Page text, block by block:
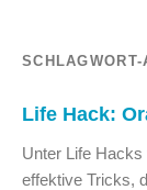
Life Hack:
Unter Life
effektive Tricks,